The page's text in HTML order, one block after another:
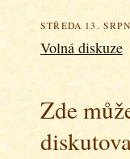
STŘEDA 13.
Volná diskuze
Zde